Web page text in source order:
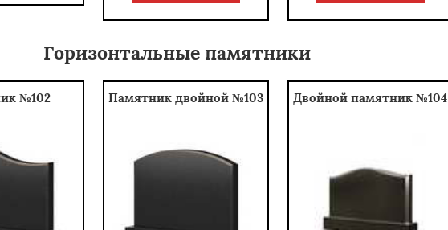
Горизонтальные памятники
№102 Памятник двойной №103 Двойной памятник №104